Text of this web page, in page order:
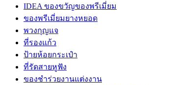
IDEA ของขวัญของพรีเมี่ยม
ของพรีเมี่ยมยางหยอด
พวงกุญแจ
ที่รองแก้ว
ป้ายห้อยกระเป๋า
ที่รัดสายหูฟัง
ของชำร่วยงานแต่งงาน